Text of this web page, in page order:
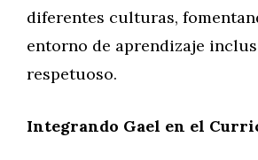
diferentes culturas,
entorno de aprendizaje
respetuoso.
Integrando Gael en el